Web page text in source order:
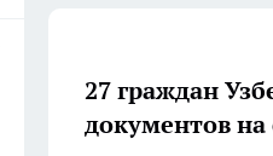
27 граждан
документов